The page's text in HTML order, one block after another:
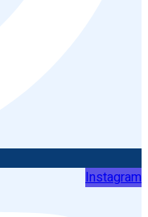
Instagram